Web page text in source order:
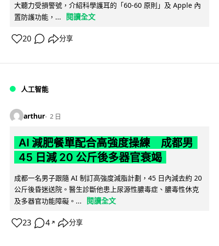
大聽力受損警號，介紹科學護耳的「60-60 原則」及 Apple 內
置防護功能，...
閱讀全文
20 分享
人工智能
arthur 2 日
AI 減肥餐單配合高強度操練 成都男
45 日減 20 公斤後多器官衰竭
成都一名男子跟隨 AI 制訂高強度減脂計劃，45 日內減去約 20
公斤後昏迷送院。醫生診斷他患上尿源性膿毒症、膿毒性休克
及多器官功能障礙。...
閱讀全文
23 4 ↗ 分享